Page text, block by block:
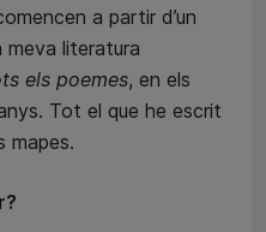
a partir d’un
literatura
els poemes, en els
Tot el que he escrit
mapes.